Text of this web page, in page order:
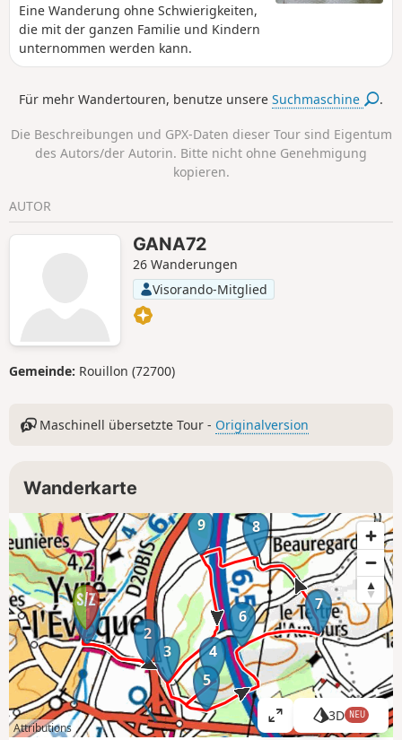
Eine Wanderung ohne Schwierigkeiten,
die mit der ganzen Familie und Kindern
unternommen werden kann.
Für mehr Wandertouren, benutze unsereSuchmaschine .
Die Beschreibungen und GPX-Daten dieser Tour sind Eigentum
des Autors/der Autorin. Bitte nicht ohne Genehmigung
kopieren.
AUTOR
GANA72
26 Wanderungen
Visorando-Mitglied
Gemeinde: Rouillon (72700)
Maschinell übersetzte Tour - Originalversion
Wanderkarte
1
2
3
4
5
6
7
8
9
Attributions
K
3D NEU